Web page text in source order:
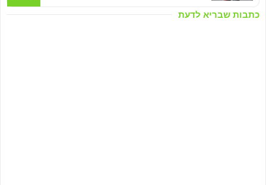
כתבות שבריא לדעת